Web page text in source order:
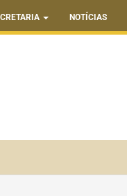
NOTÍCIAS